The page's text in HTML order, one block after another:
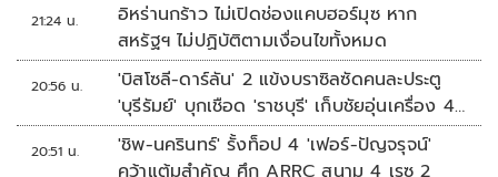
21:24 น.
อิหร่านกร้าว ไม่เปิดช่องแคบฮอร์มุซ หาก
สหรัฐฯ ไม่ปฏิบัติตามเงื่อนไขทั้งหมด
20:56 น.
'บิสโซลี-ดาร์ลัน' 2 แข้งบราซิลซัดคนละประตู
'บุรีรัมย์' บุกเชือด 'ราชบุรี' เก็บชัยอุ่นเครื่อง 4
นัดรวด
20:51 น.
'ชิพ-นครินทร์' รั้งท็อป 4 'เฟอร์-ปัญจรุจน์'
คว้าแต้มสำคัญ ศึก ARRC สนาม 4 เรซ 2